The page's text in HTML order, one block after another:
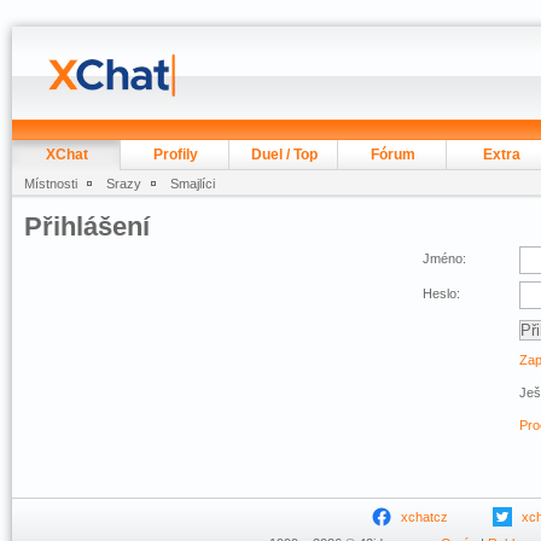
XChat Profily Duel / Top Fórum Extra
Místnosti Srazy Smajlíci
Přihlášení
Jméno:
Heslo:
xchatcz